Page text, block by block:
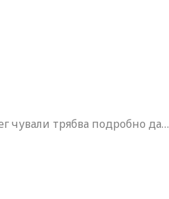
чували трябва подробно да…